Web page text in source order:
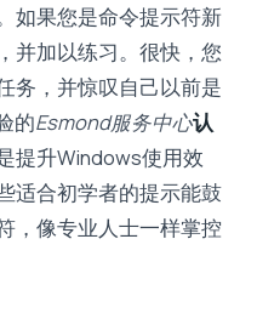
如果您是命令提示符新
并加以练习。很快，您
务，并惊叹自己以前是
的Esmond服务中心认
提升Windows使用效
适合初学者的提示能鼓
，像专业人士一样掌控